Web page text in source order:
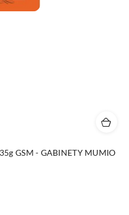
GSM - GABINETY MUMIO